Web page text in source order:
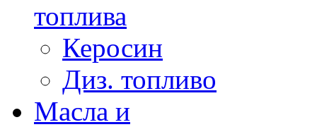
топлива
Керосин
Диз. топливо
Масла и